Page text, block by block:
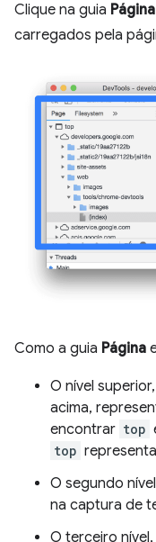
Clique na guia Página
carregados pela
Como a guia Página
O nível
acima,
encontrar top
top
O segundo
na captura de
O terceiro